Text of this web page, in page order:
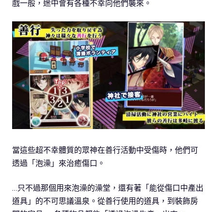
戲一般，途中會有各種不幸向他們襲來。
當這些超不幸體質的眾神在善行活動中受傷時，他們可
透過「泡澡」來治癒傷口。
…只不過那個用來泡澡的澡堂，還有著「能從傷口中產出
道具」的不可思議溫泉。從善行使用的道具，到裝飾房